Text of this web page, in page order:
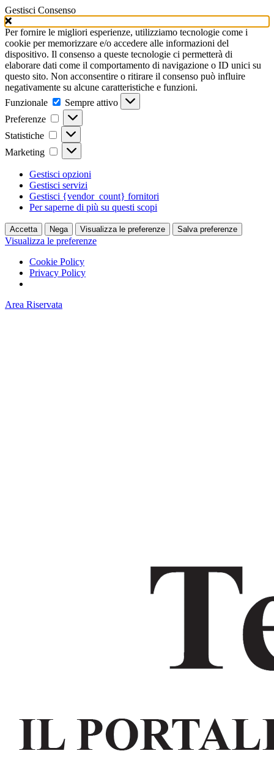
Gestisci Consenso
Per fornire le migliori esperienze, utilizziamo tecnologie come i
cookie per memorizzare e/o accedere alle informazioni del
dispositivo. Il consenso a queste tecnologie ci permetterà di
elaborare dati come il comportamento di navigazione o ID unici su
questo sito. Non acconsentire o ritirare il consenso può influire
negativamente su alcune caratteristiche e funzioni.
Funzionale
Funzionale
Sempre attivo
Preferenze
Preferenze
Statistiche Statistiche
Marketing Marketing
Gestisci opzioni
Gestisci servizi
Gestisci {vendor_count} fornitori
Per saperne di più su questi scopi
Accetta Nega Visualizza le preferenze Salva preferenze
Visualizza le preferenze
Cookie Policy
Privacy Policy
Area Riservata